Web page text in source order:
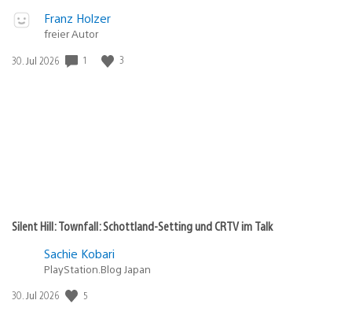
Veröffentlicht
Gewinnspiel
Franz Holzer
freier Autor
Veröffentlichungsdatum:
30. Jul 2026 1 3
Silent Hill: Townfall: Schottland-Setting und CRTV im Talk
Sachie Kobari
PlayStation.Blog Japan
Veröffentlichungsdatum:
30. Jul 2026 5